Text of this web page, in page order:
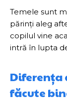
Temele sunt
părinți aleg
copilul vine
intră în lupta
Diferența
făcute